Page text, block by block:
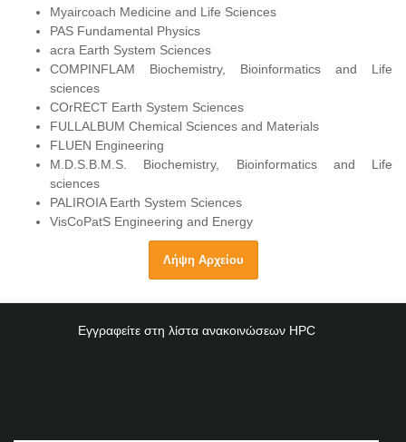
Myaircoach Medicine and Life Sciences
PAS Fundamental Physics
acra Earth System Sciences
COMPINFLAM Biochemistry, Bioinformatics and Life
sciences
COrRECT Earth System Sciences
FULLALBUM Chemical Sciences and Materials
FLUEN Engineering
M.D.S.B.M.S. Biochemistry, Bioinformatics and Life
sciences
PALIROIA Earth System Sciences
VisCoPatS Engineering and Energy
Λήψη Αρχείου
Εγγραφείτε στη λίστα ανακοινώσεων HPC